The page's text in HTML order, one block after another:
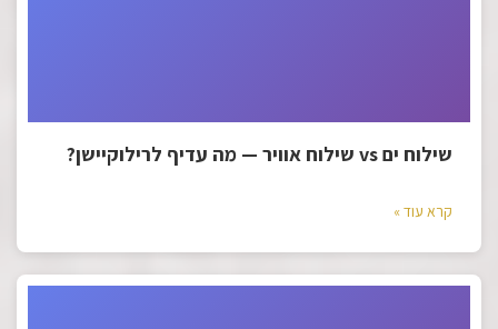
שילוח ים vs שילוח אוויר — מה עדיף לרילוקיישן?
קרא עוד »